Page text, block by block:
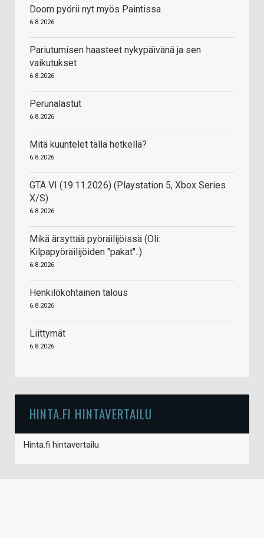
Doom pyörii nyt myös Paintissa
6.8.2026
Pariutumisen haasteet nykypäivänä ja sen
vaikutukset
6.8.2026
Perunalastut
6.8.2026
Mitä kuuntelet tällä hetkellä?
6.8.2026
GTA VI (19.11.2026) (Playstation 5, Xbox Series
X/S)
6.8.2026
Mikä ärsyttää pyöräilijöissä (Oli:
Kilpapyöräilijöiden "pakat"..)
6.8.2026
Henkilökohtainen talous
6.8.2026
Liittymät
6.8.2026
HINTA.FI HINTAVERTAILU
Hinta.fi hintavertailu